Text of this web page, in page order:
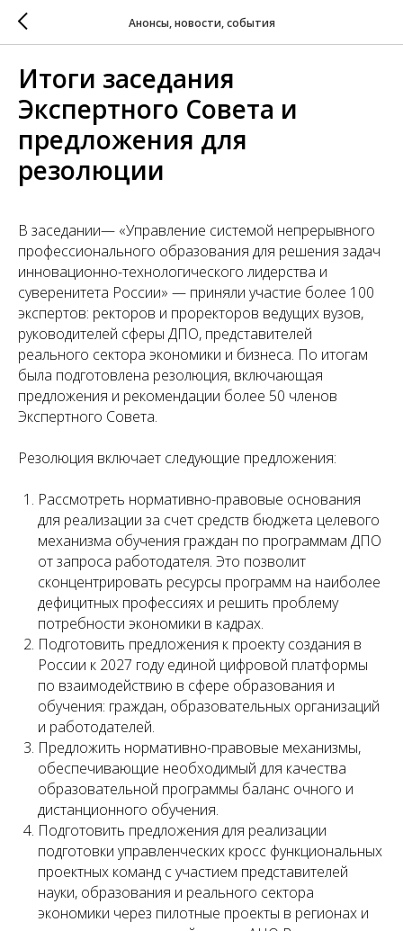
Анонсы, новости, события
Итоги заседания
Экспертного Совета и
предложения для
резолюции
В заседании— «Управление системой непрерывного
профессионального образования для решения задач
инновационно-технологического лидерства и
суверенитета России» — приняли участие более 100
экспертов: ректоров и проректоров ведущих вузов,
руководителей сферы ДПО, представителей
реального сектора экономики и бизнеса. По итогам
была подготовлена резолюция, включающая
предложения и рекомендации более 50 членов
Экспертного Совета.
Резолюция включает следующие предложения:
Рассмотреть нормативно-правовые основания
для реализации за счет средств бюджета целевого
механизма обучения граждан по программам ДПО
от запроса работодателя. Это позволит
сконцентрировать ресурсы программ на наиболее
дефицитных профессиях и решить проблему
потребности экономики в кадрах.
Подготовить предложения к проекту создания в
России к 2027 году единой цифровой платформы
по взаимодействию в сфере образования и
обучения: граждан, образовательных организаций
и работодателей.
Предложить нормативно-правовые механизмы,
обеспечивающие необходимый для качества
образовательной программы баланс очного и
дистанционного обучения.
Подготовить предложения для реализации
подготовки управленческих кросс функциональных
проектных команд с участием представителей
науки, образования и реального сектора
экономики через пилотные проекты в регионах и